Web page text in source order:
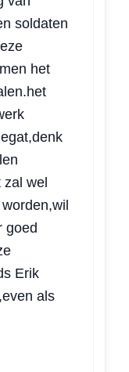
soldaten
het
zal wel
goed
Erik
als